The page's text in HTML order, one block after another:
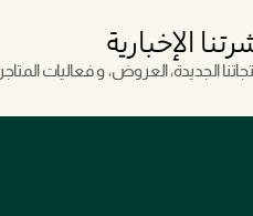
الإخبارية
الجديدة، العروض، و فعاليات المتاجر.